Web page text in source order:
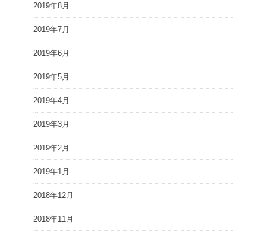
2019年8月
2019年7月
2019年6月
2019年5月
2019年4月
2019年3月
2019年2月
2019年1月
2018年12月
2018年11月